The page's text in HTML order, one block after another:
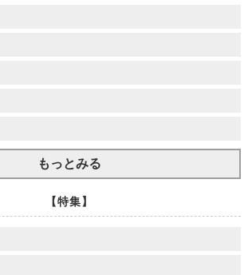
もっとみる
【特集】